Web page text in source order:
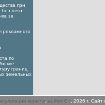
при
без него
за
рекламного
по
границ
земельных
юриста author G+ , 2026 г.